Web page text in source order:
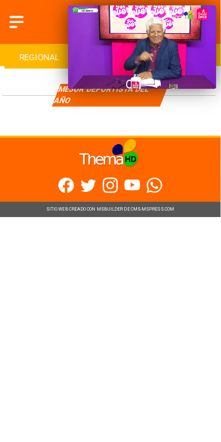
REGIONAL INTERNACIONAL DEPORTES
MEJOR DEPORTISTA DEL
AÑO
SITIO WEB CREADO CON MSBUILDER DE CMS-MSPRESS.COM